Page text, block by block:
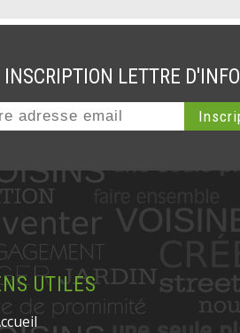
INSCRIPTION LETTRE D'INFO
UTILES